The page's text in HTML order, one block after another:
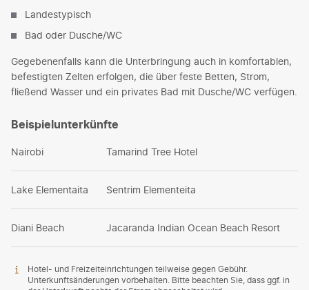
Landestypisch
Bad oder Dusche/WC
Gegebenenfalls kann die Unterbringung auch in komfortablen,
befestigten Zelten erfolgen, die über feste Betten, Strom,
fließend Wasser und ein privates Bad mit Dusche/WC verfügen.
Beispielunterkünfte
Nairobi Tamarind Tree Hotel
Lake Elementaita Sentrim Elementeita
Diani Beach Jacaranda Indian Ocean Beach Resort
Hotel- und Freizeiteinrichtungen teilweise gegen Gebühr.
Unterkunftsänderungen vorbehalten. Bitte beachten Sie, dass ggf. in